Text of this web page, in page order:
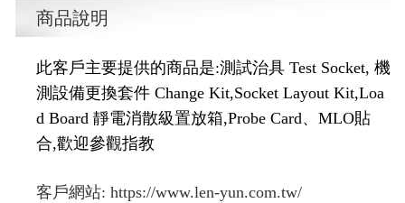
商品說明
此客戶主要提供的商品是:測試治具 Test Socket, 機
測設備更換套件 Change Kit,Socket Layout Kit,Loa
d Board 靜電消散級置放箱 ,Probe Card、MLO貼
合,歡迎參觀指教
客戶網站: https://www.len-yun.com.tw/